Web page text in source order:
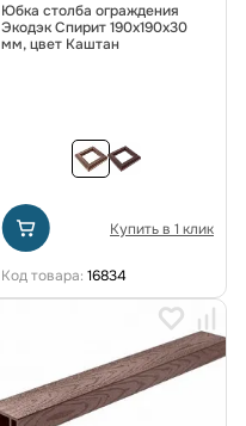
Юбка столба ограждения
Экодэк Спирит 190х190х30
мм, цвет Каштан
Купить в 1 клик
Код товара: 16834